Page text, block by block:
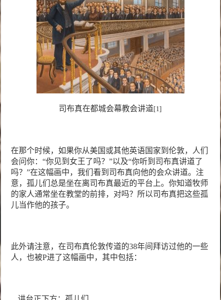
司布真在都城会幕教会讲道[1]
在那个时候，如果你从美国或其他英语国家到伦敦，人们
会问你：“你见到女王了吗？”以及“你听到司布真讲道了
吗？”在这幅画中，我们看到司布真向他的会众讲道。注
意，孤儿们总是坐在离司布真最近的平台上。你知道牧师
的家人通常坐在教堂的前排，对吗？所以司布真把这些孤
儿当作他的孩子。
此外请注意，在司布真伦敦传道的38年间拜访过他的一些
人，也被P进了这幅画中，其中包括：